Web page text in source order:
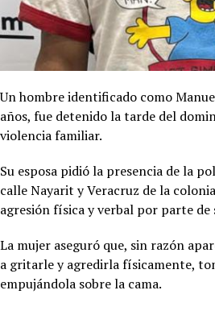
Un hombre identificado como
años, fue detenido la tarde del
violencia familiar.
Su esposa pidió la presencia de la
calle Nayarit y Veracruz de la
agresión física y verbal por parte de
La mujer aseguró que, sin razón
a gritarle y agredirla físicamente,
empujándola sobre la cama.